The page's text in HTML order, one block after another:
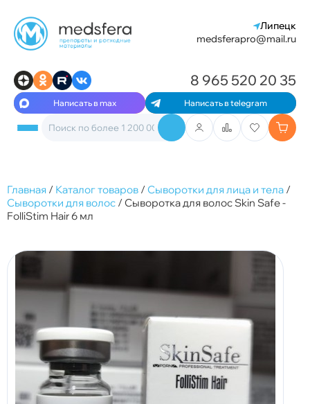
Липецк
medsferapro@mail.ru
Написать в max Написать в telegram
8 965 520 20 35
Главная / Каталог товаров /Сыворотки для лица и тела /
Сыворотки для волос /Сыворотка для волос Skin Safe -
FolliStim Hair 6 мл